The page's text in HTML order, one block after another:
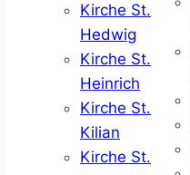
Kirche St.
Hedwig
Kirche St.
Heinrich
Kirche St.
Kilian
Kirche St.